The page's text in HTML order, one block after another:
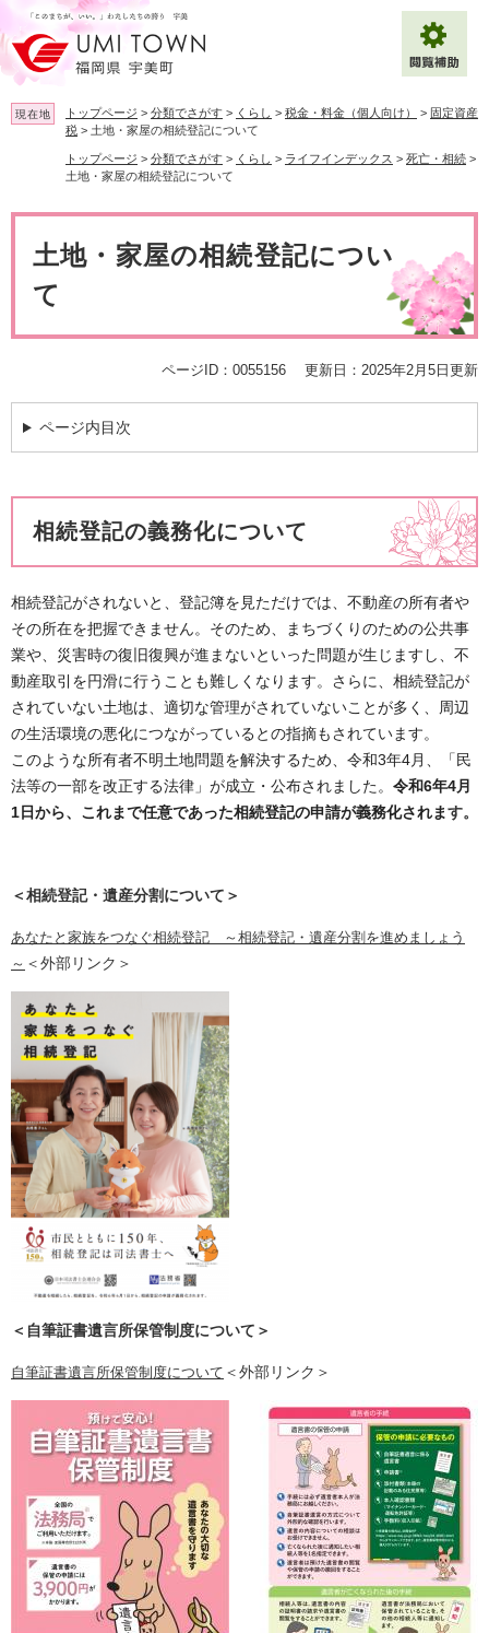
ー
ジ
の
先
頭
ニ
ュ
ー
を
飛
本
文字サイズ 標準 拡大
背景色変更 白 黒 青
Multilingual（English・中文・한글）
現在地 トップページ > 分類でさがす > くらし > 税金・料金（個人向け） > 固定資産
税 > 土地・家屋の相続登記について
トップページ > 分類でさがす > くらし > ライフインデックス > 死亡・相続 >
土地・家屋の相続登記について
土地・家屋の相続登記につい
て
ページID：0055156 更新日：2025年2月5日更新
ページ内目次
相続登記の義務化について
相続登記がされないと、登記簿を見ただけでは、不動産の所有者や
その所在を把握できません。そのため、まちづくりのための公共事
業や、災害時の復旧復興が進まないといった問題が生じますし、不
動産取引を円滑に行うことも難しくなります。さらに、相続登記が
されていない土地は、適切な管理がされていないことが多く、周辺
の生活環境の悪化につながっているとの指摘もされています。
このような所有者不明土地問題を解決するため、令和3年4月、「民
法等の一部を改正する法律」が成立・公布されました。 令和6年4月
1日から、これまで任意であった相続登記の申請が義務化されます。
＜相続登記・遺産分割について＞
あなたと家族をつなぐ相続登記 ～相続登記・遺産分割を進めましょう
～ ＜外部リンク＞
＜自筆証書遺言所保管制度について＞
自筆証書遺言所保管制度について ＜外部リンク＞